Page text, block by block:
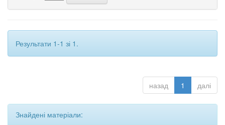
Результати 1-1 зі 1.
назад 1 далі
Знайдені матеріали: